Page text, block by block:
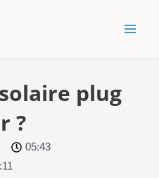
plug
?
05:43